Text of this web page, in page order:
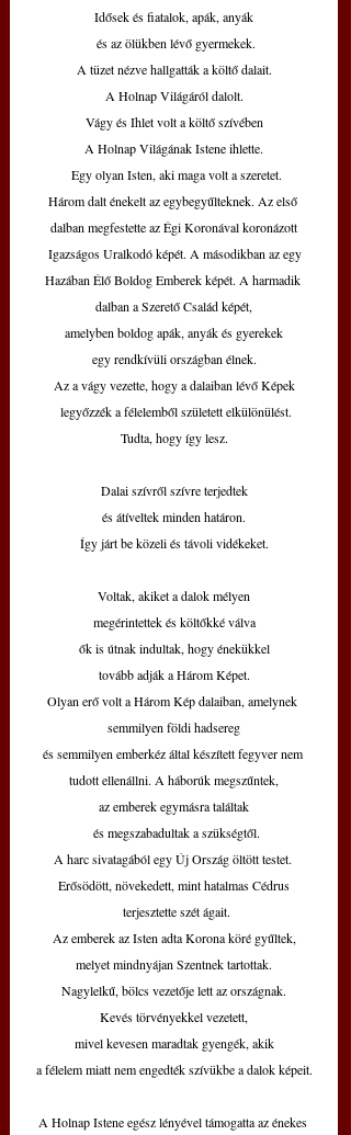
Idősek és fiatalok, apák, anyák
és az ölükben lévő gyermekek.
A tüzet nézve hallgatták a költő dalait.
A Holnap Világáról dalolt.
Vágy és Ihlet volt a költő szívében
A Holnap Világának Istene ihlette.
Egy olyan Isten, aki maga volt a szeretet.
Három dalt énekelt az egybegyűlteknek. Az első
dalban megfestette az Égi Koronával koronázott
Igazságos Uralkodó képét. A másodikban az egy
Hazában Élő Boldog Emberek képét. A harmadik
dalban a Szerető Család képét,
amelyben boldog apák, anyák és gyerekek
egy rendkívüli országban élnek.
Az a vágy vezette, hogy a dalaiban lévő Képek
legyőzzék a félelemből született elkülönülést.
Tudta, hogy így lesz.
Dalai szívről szívre terjedtek
és átíveltek minden határon.
Így járt be közeli és távoli vidékeket.
Voltak, akiket a dalok mélyen
megérintettek és költőkké válva
ők is útnak indultak, hogy énekükkel
tovább adják a Három Képet.
Olyan erő volt a Három Kép dalaiban, amelynek
semmilyen földi hadsereg
és semmilyen emberkéz által készített fegyver nem
tudott ellenállni. A háborúk megszűntek,
az emberek egymásra találtak
és megszabadultak a szükségtől.
A harc sivatagából egy Új Ország öltött testet.
Erősödött, növekedett, mint hatalmas Cédrus
terjesztette szét ágait.
Az emberek az Isten adta Korona köré gyűltek,
melyet mindnyájan Szentnek tartottak.
Nagylelkű, bölcs vezetője lett az országnak.
Kevés törvényekkel vezetett,
mivel kevesen maradtak gyengék, akik
a félelem miatt nem engedték szívükbe a dalok képeit.
A Holnap Istene egész lényével támogatta az énekes